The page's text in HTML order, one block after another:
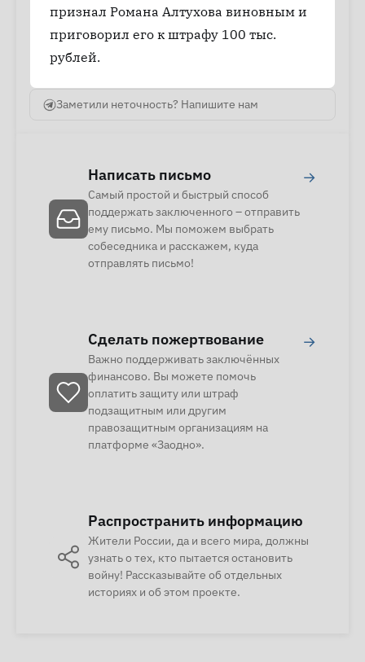
признал Романа Алтухова виновным и
приговорил его к штрафу 100 тыс.
рублей.
Заметили неточность? Напишите нам
Написать письмо
Самый простой и быстрый способ
поддержать заключенного – отправить
ему письмо. Мы поможем выбрать
собеседника и расскажем, куда
отправлять письмо!
→
Сделать пожертвование
Важно поддерживать заключённых
финансово. Вы можете помочь
оплатить защиту или штраф
подзащитным или другим
правозащитным организациям на
платформе «Заодно».
→
Распространить информацию
Жители России, да и всего мира, должны
узнать о тех, кто пытается остановить
войну! Рассказывайте об отдельных
историях и об этом проекте.